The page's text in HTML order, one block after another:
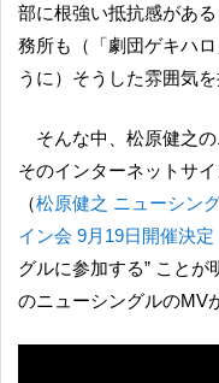
部に根強い抵抗感があ
務所も（「劇団ゲキハ
うに）そうした雰囲気
そんな中、松原健之のニューシングルの音源が公開され、
そのインターネットサ
（松原健之 ニューシン
イン会 9月19日開催決定
グルに参加する” こと
のニューシングルのMV